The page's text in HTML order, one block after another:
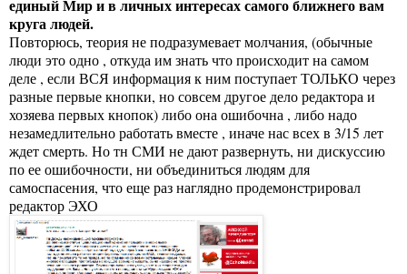
единый Мир и в личных интересах самого ближнего вам
круга людей.
Повторюсь, теория не подразумевает молчания, (обычные
люди это одно , откуда им знать что происходит на самом
деле , если ВСЯ информация к ним поступает ТОЛЬКО через
разные первые кнопки, но совсем другое дело редактора и
хозяева первых кнопок) либо она ошибочна , либо надо
незамедлительно работать вместе , иначе нас всех в 3/15 лет
ждет смерть. Но тн СМИ не дают развернуть, ни дискуссию
по ее ошибочности, ни объединиться людям для
самоспасения, что еще раз наглядно продемонстрировал
редактор ЭХО